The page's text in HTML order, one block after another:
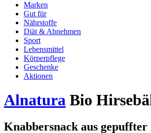
Marken
Gut für
Nährstoffe
Diät & Abnehmen
Sport
Lebensmittel
Körperpflege
Geschenke
Aktionen
Alnatura Bio
Knabbersnack aus gepuffter